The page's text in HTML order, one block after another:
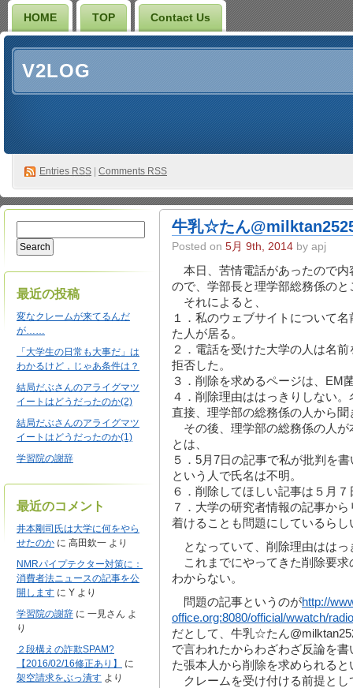
HOME TOP Contact Us
V2LOG
Entries RSS Comments RSS
最近の投稿
変なクレームが来てるんだ
が……
「大学生の日常も大事だ」は
わかるけど，じゃあ条件は？
結局だぶさんのアライグマツ
イートはどうだったのか(2)
結局だぶさんのアライグマツ
イートはどうだったのか(1)
学習院の謝辞
最近のコメント
井本剛司氏は大学に何をやら
せたのか に 高田欽一 より
NMRパイプテクター対策に：
消費者法ニュースの記事を公
開します に Y より
学習院の謝辞 に 一見さん よ
り
２段構えの詐欺SPAM?
【2016/02/16修正あり】
に
架空請求をぶっ潰す より
牛乳☆たん
Posted on 5月 9th, 2014 by apj
本日、苦情電話があったので内
ので、学部長と理学部総務係の
それによると、
１．私のウェブサイトについて
た人が居る。
２．電話を受けた大学の人は名
拒否した。
３．削除を求めるページは、EM
４．削除理由ははっきりしない
直接、理学部の総務係の人から
その後、理学部の総務係の人が
とは、
５．5月7日の記事で私が批判
という人で氏名は不明。
６．削除してほしい記事は５月
７．大学の研究者情報の記事か
着けることも問題にしているらし
となっていて、削除理由ははっ
これまでにやってきた削除要求
わからない。
問題の記事というのがhttp://
office.org:8080/official/wwatch/
だとして、牛乳☆たん
で言われたからわざわざ反論を
た張本人から削除を求められる
クレームを受け付ける前提と